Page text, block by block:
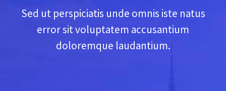
Sed ut perspiciatis unde omnis iste natus
error sit voluptatem accusantium
doloremque laudantium.